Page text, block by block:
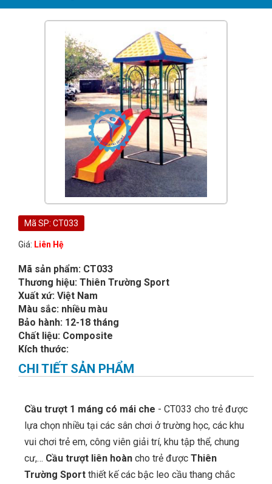
Mã SP: CT033
Giá: Liên Hệ
Mã sản phẩm: CT033
Thương hiệu: Thiên Trường Sport
Xuất xứ: Việt Nam
Màu sắc: nhiều màu
Bảo hành: 12-18 tháng
Chất liệu: Composite
Kích thước:
CHI TIẾT SẢN PHẨM
Cầu trượt 1 máng có mái che - CT033 cho trẻ được
lựa chọn nhiều tại các sân chơi ở trường học, các khu
vui chơi trẻ em, công viên giải trí, khu tập thể, chung
cư,… Cầu trượt liên hoàn cho trẻ được Thiên
Trường Sport thiết kế các bậc leo cầu thang chắc